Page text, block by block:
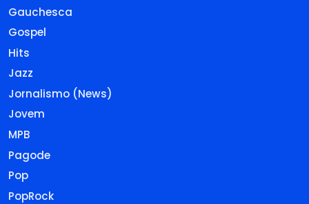
Gauchesca
Gospel
Hits
Jazz
Jornalismo (News)
Jovem
MPB
Pagode
Pop
PopRock